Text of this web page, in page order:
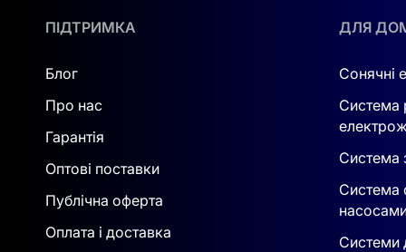
Відповідність стандартам:
Відповідає
ПІДТРИМКА
Блог
Про нас
Гарантія
Оптові поставки
Публічна оферта
Оплата і доставка
ДЛЯ
Сонячні
Система
Система
Система
Системи